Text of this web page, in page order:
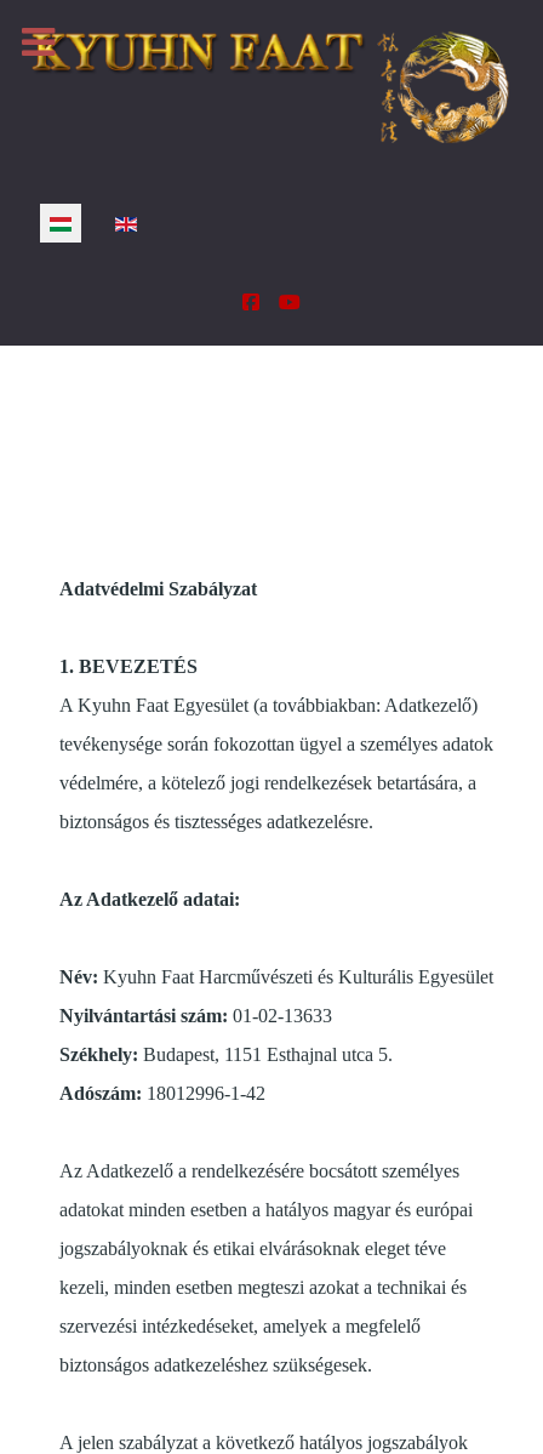
Válasszon nyelvet
Adatvédelmi Szabályzat
1. BEVEZETÉS
A Kyuhn Faat Egyesület (a továbbiakban: Adatkezelő)
tevékenysége során fokozottan ügyel a személyes adatok
védelmére, a kötelező jogi rendelkezések betartására, a
biztonságos és tisztességes adatkezelésre.
Az Adatkezelő adatai:
Név: Kyuhn Faat Harcművészeti és Kulturális Egyesület
Nyilvántartási szám: 01-02-13633
Székhely: Budapest, 1151 Esthajnal utca 5.
Adószám: 18012996-1-42
Az Adatkezelő a rendelkezésére bocsátott személyes
adatokat minden esetben a hatályos magyar és európai
jogszabályoknak és etikai elvárásoknak eleget téve
kezeli, minden esetben megteszi azokat a technikai és
szervezési intézkedéseket, amelyek a megfelelő
biztonságos adatkezeléshez szükségesek.
A jelen szabályzat a következő hatályos jogszabályok